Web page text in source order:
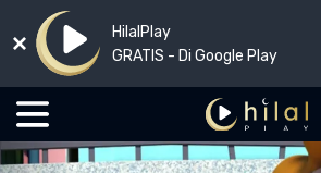
HilalPlay
GRATIS - Di Google Play